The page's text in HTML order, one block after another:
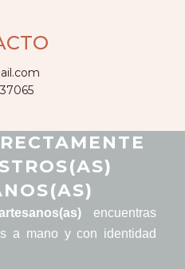
encuentras
a mano y con identidad